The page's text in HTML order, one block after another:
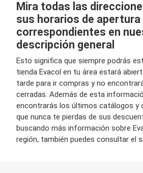
Mira todas las
sus horarios de apertura
correspondientes en
descripción general
Esto significa que siempre podrás
tienda Evacol en tu área estará
tarde para ir compras y no
cerradas. Además de esta
encontrarás los últimos catálogos y
que nunca te pierdas de sus
buscando más información sobre
región, también puedes consultar el